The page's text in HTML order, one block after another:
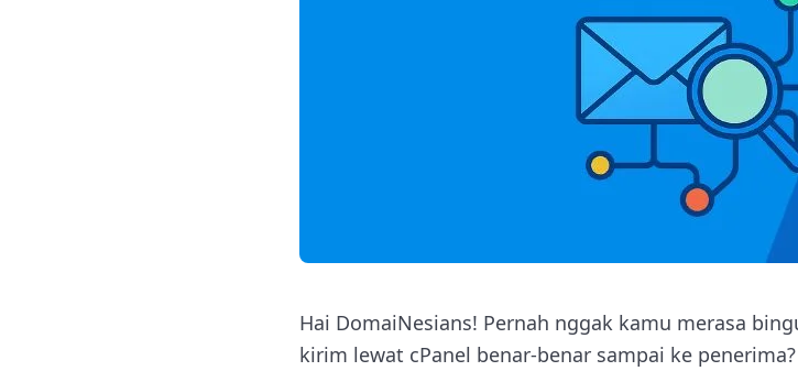
Hai DomaiNesians! Pernah nggak kamu merasa
kirim lewat cPanel benar-benar sampai ke